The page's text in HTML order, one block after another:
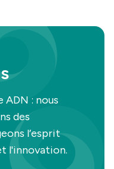
ADN : nous
des
l’esprit
l'innovation.